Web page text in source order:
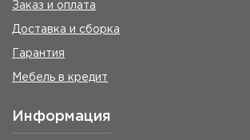
Заказ и оплата
Доставка и сборка
Гарантия
Мебель в кредит
Информация